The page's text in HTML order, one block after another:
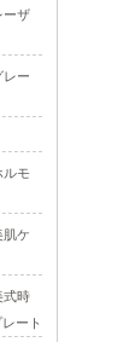
ーザ
レー
ルモ
ケ
式時
ート